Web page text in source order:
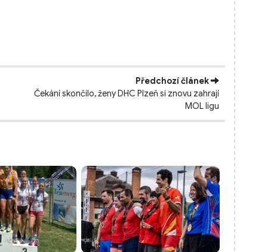
Předchozí článek
Čekání skončilo, ženy DHC Plzeň si znovu zahrají
MOL ligu